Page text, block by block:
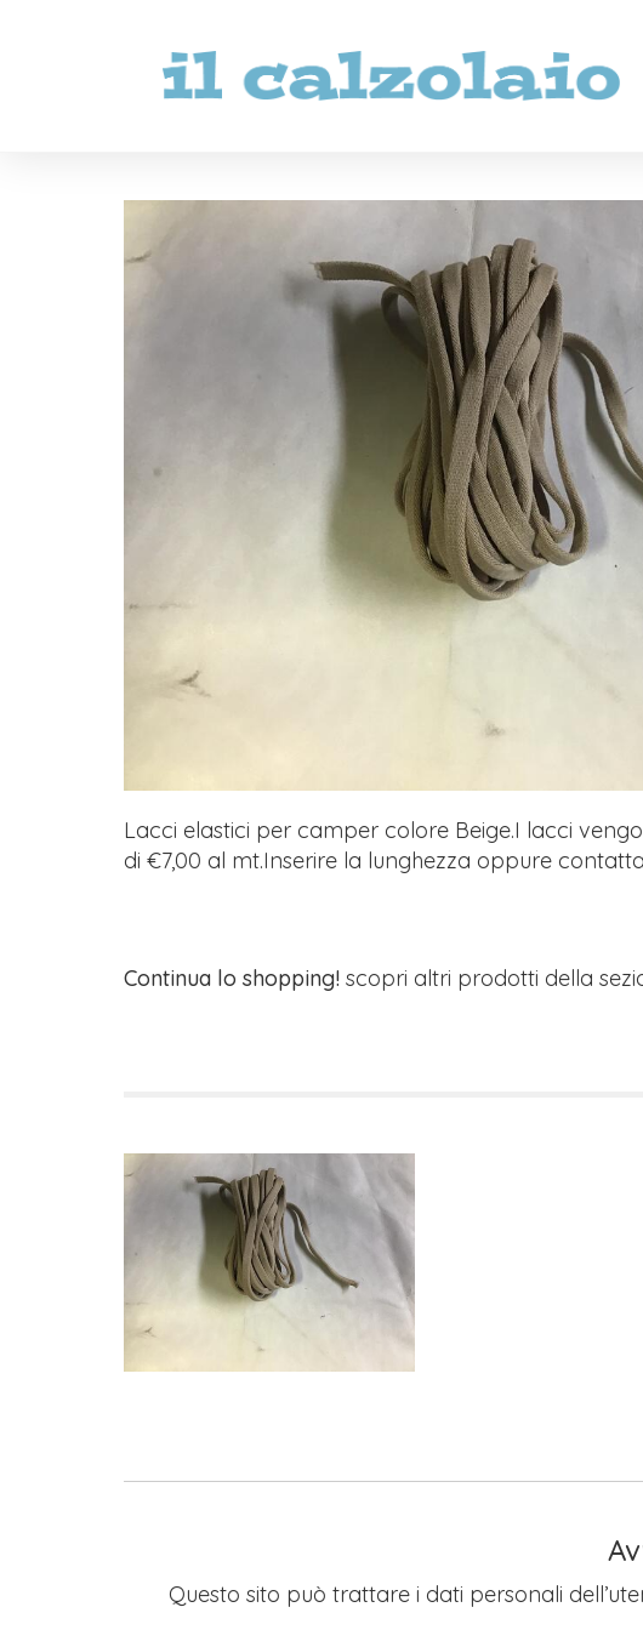
Lacci elastici per camper colore Beige.I lacci
di €7,00 al mt.Inserire la lunghezza oppure
Continua lo shopping! scopri altri prodotti della
Questo sito può trattare i dati personali